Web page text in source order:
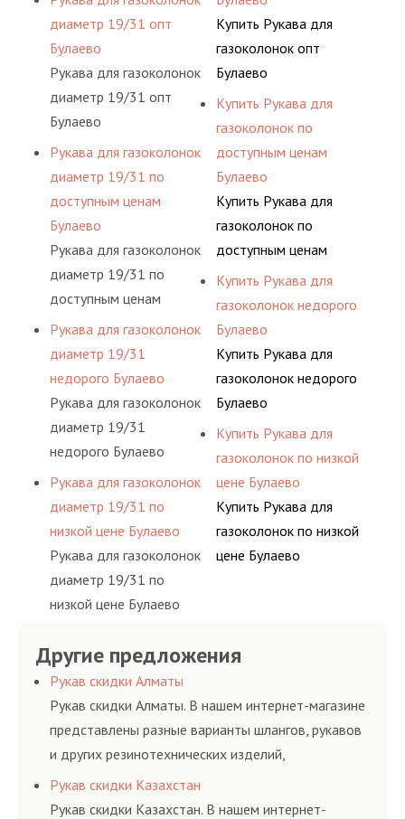
диаметр 19/31 опт
Булаево
Рукава для газоколонок
диаметр 19/31 опт
Булаево
Рукава для газоколонок
диаметр 19/31 по
доступным ценам
Булаево
Рукава для газоколонок
диаметр 19/31 по
доступным ценам
Булаево
Рукава для газоколонок
диаметр 19/31
недорого Булаево
Рукава для газоколонок
диаметр 19/31
недорого Булаево
Рукава для газоколонок
диаметр 19/31 по
низкой цене Булаево
Рукава для газоколонок
диаметр 19/31 по
низкой цене Булаево
Купить Рукава для
газоколонок опт
Булаево
Купить Рукава для
газоколонок по
доступным ценам
Булаево
Купить Рукава для
газоколонок по
доступным ценам
Булаево
Купить Рукава для
газоколонок недорого
Булаево
Купить Рукава для
газоколонок недорого
Булаево
Купить Рукава для
газоколонок по низкой
цене Булаево
Купить Рукава для
газоколонок по низкой
цене Булаево
Другие предложения
Рукав скидки Алматы
Рукав скидки Алматы. В нашем интернет-магазине
представлены разные варианты шлангов, рукавов
и других резинотехнических изделий,
соответствующих ГОСТам, техническим условиям
и нормативам.
Рукав скидки Казахстан
Рукав скидки Казахстан. В нашем интернет-